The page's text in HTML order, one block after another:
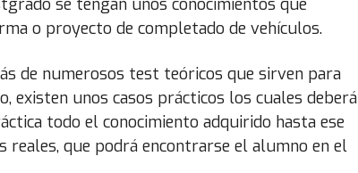
se tengan unos conocimientos que
o proyecto de completado de vehículos.
de numerosos test teóricos que sirven para
existen unos casos prácticos los cuales deberá
todo el conocimiento adquirido hasta ese
reales, que podrá encontrarse el alumno en el